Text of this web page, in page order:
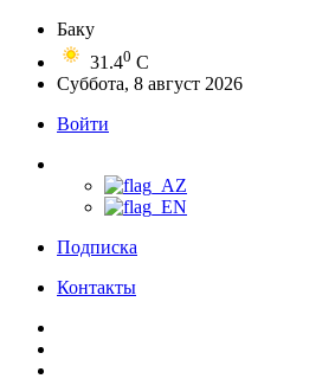
Баку
31.40 C
Суббота, 8 август 2026
Войти
Подписка
Контакты